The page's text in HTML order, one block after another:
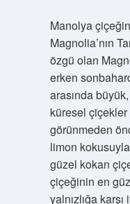
Manolya
Magnolia’nın
özgü olan
erken
arasında
küresel çiçekler
görünmeden
limon
güzel kokan
çiçeğinin en
yalnızlığa